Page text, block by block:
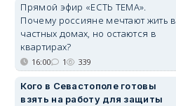
Прямой эфир «ЕСТЬ ТЕМА».
Почему россияне мечтают жить в
частных домах, но остаются в
квартирах?
16:00 1 339
Кого в Севастополе готовы
взять на работу для защиты